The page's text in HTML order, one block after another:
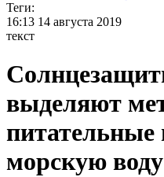
Теги:
16:13 14 августа 2019
текст
выделяют
питательные
морскую воду